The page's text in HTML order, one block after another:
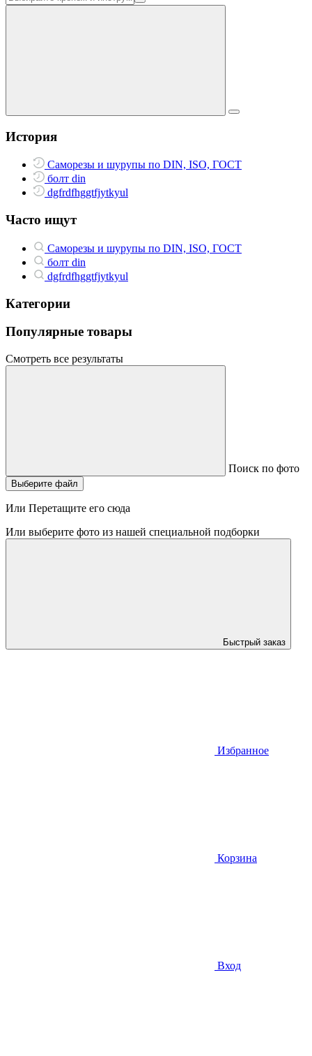
История
Саморезы и шурупы по DIN, ISO, ГОСТ
болт din
dgfrdfhggtfjytkyul
Часто ищут
Саморезы и шурупы по DIN, ISO, ГОСТ
болт din
dgfrdfhggtfjytkyul
Категории
Популярные товары
Смотреть все результаты
Поиск по фото
Выберите файл
Или Перетащите его сюда
Или выберите фото из нашей специальной подборки
Быстрый заказ
Избранное
Корзина
Вход